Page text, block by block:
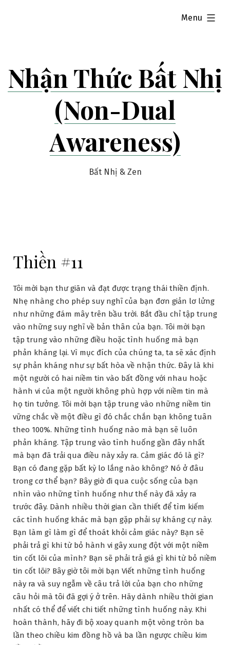
Nhận Thức Bất Nhị
(Non-Dual
Awareness)
Bất Nhị & Zen
Menu
expanded
Thiền #11
Tôi mời bạn thư giãn và đạt được trạng thái thiền định.
Nhẹ nhàng cho phép suy nghĩ của bạn đơn giản lơ lửng
như những đám mây trên bầu trời. Bắt đầu chỉ tập trung
vào những suy nghĩ về bản thân của bạn. Tôi mời bạn
tập trung vào những điều hoặc tình huống mà bạn
phản kháng lại. Vì mục đích của chúng ta, ta sẽ xác định
sự phản kháng như sự bất hòa về nhận thức. Đây là khi
một người có hai niềm tin vào bất đồng với nhau hoặc
hành vi của một người không phù hợp với niềm tin mà
họ tin tưởng. Tôi mời bạn tập trung vào những niềm tin
vững chắc về một điều gì đó chắc chắn bạn không tuân
theo 100%. Những tình huống nào mà bạn sẽ luôn
phản kháng. Tập trung vào tình huống gần đây nhất
mà bạn đã trải qua điều này xảy ra. Cảm giác đó là gì?
Bạn có đang gặp bất kỳ lo lắng nào không? Nó ở đâu
trong cơ thể bạn? Bây giờ đi qua cuộc sống của bạn
nhìn vào những tình huống như thế này đã xảy ra
trước đây. Dành nhiều thời gian cần thiết để tìm kiếm
các tình huống khác mà bạn gặp phải sự kháng cự này.
Bạn làm gì làm gì để thoát khỏi cảm giác này? Bạn sẽ
phải trả gì khi từ bỏ hành vi gây xung đột với một niềm
tin cốt lõi của mình? Bạn sẽ phải trả giá gì khi từ bỏ niềm
tin cốt lõi? Bây giờ tôi mời bạn Viết những tình huống
này ra và suy ngẫm về câu trả lời của bạn cho những
câu hỏi mà tôi đã gợi ý ở trên. Hãy dành nhiều thời gian
nhất có thể để viết chi tiết những tình huống này. Khi
hoàn thành, hãy đi bộ xoay quanh một vòng tròn ba
lần theo chiều kim đồng hồ và ba lần ngược chiều kim